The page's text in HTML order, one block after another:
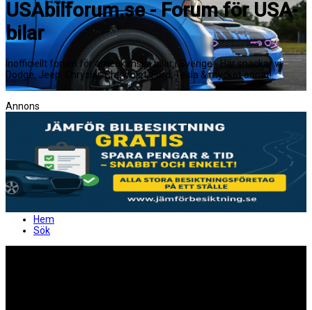
USAbilforum.se - Forum för USA-
bilar
Inofficiellt forum för amerikanska bilar i Sverige - Här snackar vi
Dodge, Jeep, Chrysler, Chevrolet, Ford, Tesla & mycket annat!
Annons
Hem
Sök